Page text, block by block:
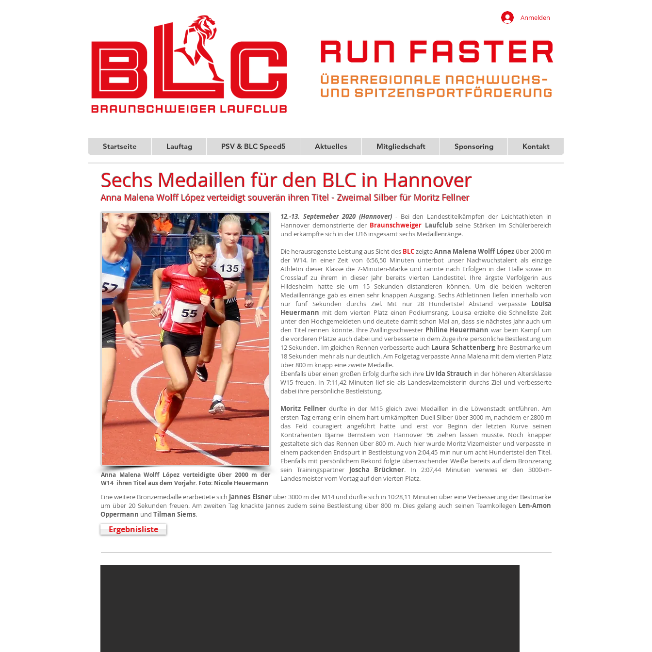
Anmelden
Startseite Lauftag PSV & BLC Speed5 Aktuelles Mitgliedschaft Sponsoring Kontakt
Sechs Medaillen für den BLC in Hannover
Anna Malena Wolff López verteidigt souverän ihren Titel - Zweimal Silber für Moritz Fellner
Anna Malena Wolff López verteidigte über 2000 m der
W14 ihren Titel aus dem Vorjahr. Foto: Nicole Heuermann
12.-13. Septemeber 2020 (Hannover)- Bei den Landestitelkämpfen der Leichtathleten in
Hannover demonstrierte der Braunschweiger Laufclubseine Stärken im Schülerbereich
und erkämpfte sich in der U16 insgesamt sechs Medaillenränge.
Die herausragenste Leistung aus Sicht des BLCzeigteAnna Malena Wolff López über 2000 m
der W14. In einer Zeit von 6:56,50 Minuten unterbot unser Nachwuchstalent als einzige
Athletin dieser Klasse die 7-Minuten-Marke und rannte nach Erfolgen in der Halle sowie im
Crosslauf zu ihrem in dieser Jahr bereits vierten Landestitel. Ihre ärgste Verfolgerin aus
Hildesheim hatte sie um 15 Sekunden distanzieren können. Um die beiden weiteren
Medaillenränge gab es einen sehr knappen Ausgang. Sechs Athletinnen liefen innerhalb von
nur fünf Sekunden durchs Ziel. Mit nur 28 Hundertstel Abstand verpasste Louisa
Heuermann mit dem vierten Platz einen Podiumsrang. Louisa erzielte die Schnellste Zeit
unter den Hochgemeldeten und deutete damit schon Mal an, dass sie nächstes Jahr auch um
den Titel rennen könnte. Ihre Zwillingsschwester Philine Heuermannwar beim Kampf um
die vorderen Plätze auch dabei und verbesserte in dem Zuge ihre persönliche Bestleistung um
12 Sekunden. Im gleichen Rennen verbesserte auch Laura Schattenbergihre Bestmarke um
18 Sekunden mehr als nur deutlich. Am Folgetag verpasste Anna Malena mit dem vierten Platz
über 800 m knapp eine zweite Medaille.
Ebenfalls über einen großen Erfolg durfte sich ihre Liv Ida Strauch in der höheren Altersklasse
W15 freuen. In 7:11,42 Minuten lief sie als Landesvizemeisterin durchs Ziel und verbesserte
dabei ihre persönliche Bestleistung.
Moritz Fellnerdurfte in der M15 gleich zwei Medaillen in die Löwenstadt entführen. Am
ersten Tag errang er in einem hart umkämpften Duell Silber über 3000 m, nachdem er 2800 m
das Feld couragiert angeführt hatte und erst vor Beginn der letzten Kurve seinen
Kontrahenten Bjarne Bernstein von Hannover 96 ziehen lassen musste. Noch knapper
gestaltete sich das Rennen über 800 m. Auch hier wurde Moritz Vizemeister und verpasste in
einem packenden Endspurt in Bestleistung von 2:04,45 min nur um acht Hundertstel den Titel.
Ebenfalls mit persönlichem Rekord folgte überraschender Weiße bereits auf dem Bronzerang
sein Trainingspartner Joscha Brückner. In 2:07,44 Minuten verwies er den 3000-m-
Landesmeister vom Vortag auf den vierten Platz.
Eine weitere Bronzemedaille erarbeitete sich Jannes Elsnerüber 3000 m der M14 und durfte sich in 10:28,11 Minuten über eine Verbesserung der Bestmarke
um über 20 Sekunden freuen. Am zweiten Tag knackte Jannes zudem seine Bestleistung über 800 m. Dies gelang auch seinen Teamkollegen Len-Amon
Oppermann und Tilman Siems.
Ergebnisliste